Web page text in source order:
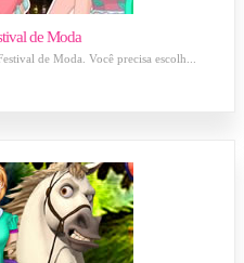
de Moda
de Moda. Você precisa escolh...